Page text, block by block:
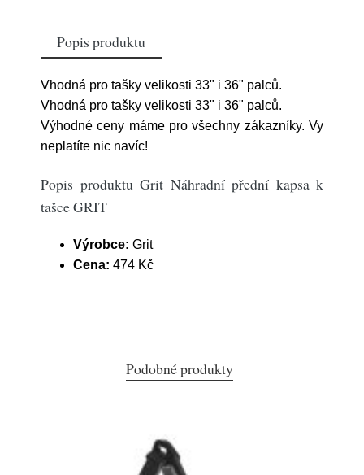
Popis produktu
Vhodná pro tašky velikosti 33" i 36" palců.
Vhodná pro tašky velikosti 33" i 36" palců.
Výhodné ceny máme pro všechny zákazníky. Vy
neplatíte nic navíc!
Popis produktu Grit Náhradní přední kapsa k
tašce GRIT
Výrobce: Grit
Cena: 474 Kč
Podobné produkty